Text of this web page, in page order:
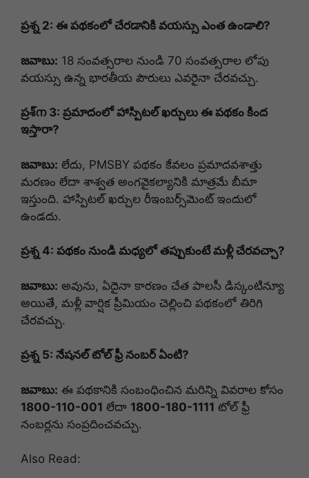
ప్రశ్న 2: ఈ పథకంలో చేరడానికి వయస్సు ఎంత ఉండాలి?
జవాబు: 18 సంవత్సరాల నుండి 70 సంవత్సరాల లోపు
వయస్సు ఉన్న భారతీయ పౌరులు ఎవరైనా చేరవచ్చు.
ప్రశ్ന 3: ప్రమాదంలో హాస్పిటల్ ఖర్చులు ఈ పథకం కింద
ఇస్తారా?
జవాబు: లేదు, PMSBY పథకం కేవలం ప్రమాదవశాత్తు
మరణం లేదా శాశ్వత అంగవైకల్యానికి మాత్రమే బీమా
ఇస్తుంది. హాస్పిటల్ ఖర్చుల రీఇంబర్స్‌మెంట్ ఇందులో
ఉండదు.
ప్రశ్న 4: పథకం నుండి మధ్యలో తప్పుకుంటే మళ్లీ చేరవచ్చా?
జవాబు: అవును, ఏదైనా కారణం చేత పాలసీ డిస్కంటిన్యూ
అయితే, మళ్లీ వార్షిక ప్రీమియం చెల్లించి పథకంలో తిరిగి
చేరవచ్చు.
ప్రశ్న 5: నేషనల్ టోల్ ఫ్రీ నంబర్ ఏంటి?
జవాబు: ఈ పథకానికి సంబంధించిన మరిన్ని వివరాల కోసం
1800-110-001 లేదా 1800-180-1111 టోల్ ఫ్రీ
నంబర్లను సంప్రదించవచ్చు.
Also Read: